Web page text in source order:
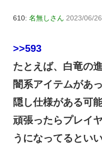
610: 名無しさん 2023/06/
>>593
たとえば、白竜の
闇系アイテムがあ
隠し仕様がある可
頑張ったらプレイ
うになってるとい